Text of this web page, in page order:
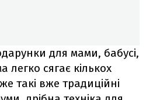
для мами, бабусі,
легко сягає кількох
такі вже традиційні